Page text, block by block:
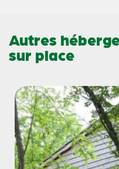
Autres
sur place